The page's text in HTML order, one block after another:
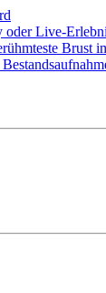
Live-
Brust